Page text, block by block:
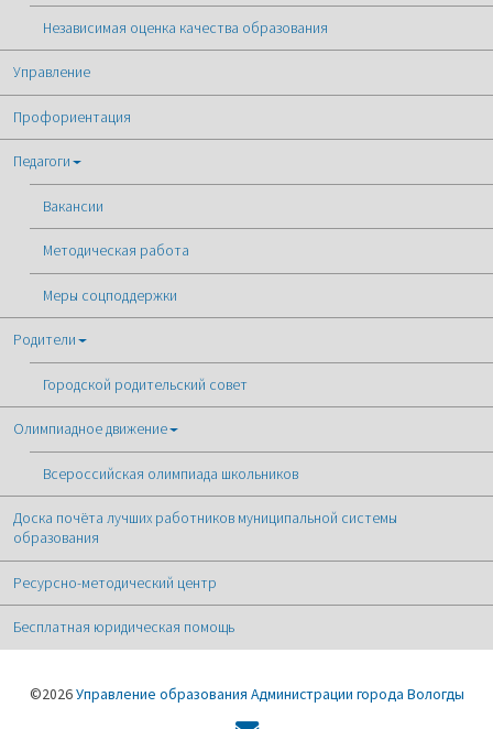
Независимая оценка качества образования
Управление
Профориентация
Педагоги
Вакансии
Методическая работа
Меры соцподдержки
Родители
Городской родительский совет
Олимпиадное движение
Всероссийская олимпиада школьников
Доска почёта лучших работников муниципальной системы
образования
Ресурсно-методический центр
Бесплатная юридическая помощь
©2026Управление образования Администрации города Вологды